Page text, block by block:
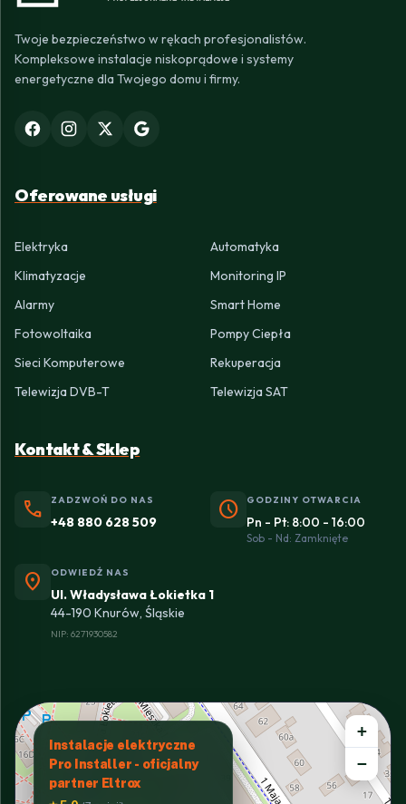
Twoje bezpieczeństwo w rękach profesjonalistów.
Kompleksowe instalacje niskoprądowe i systemy
energetyczne dla Twojego domu i firmy.
Oferowane usługi
Elektryka
Automatyka
Klimatyzacje
Monitoring IP
Alarmy
Smart Home
Fotowoltaika
Pompy Ciepła
Sieci Komputerowe
Rekuperacja
Telewizja DVB-T
Telewizja SAT
Kontakt & Sklep
phone ZADZWOŃ DO NAS
+48 880 628 509 schedule GODZINY OTWARCIA
Pn - Pt: 8:00 - 16:00
Sob - Nd: Zamknięte
location_on ODWIEDŹ NAS
Ul. Władysława Łokietka 1
44-190 Knurów, Śląskie
NIP: 6271930582
Instalacje elektryczne
Pro Installer - oficjalny
partner Eltrox
+
−